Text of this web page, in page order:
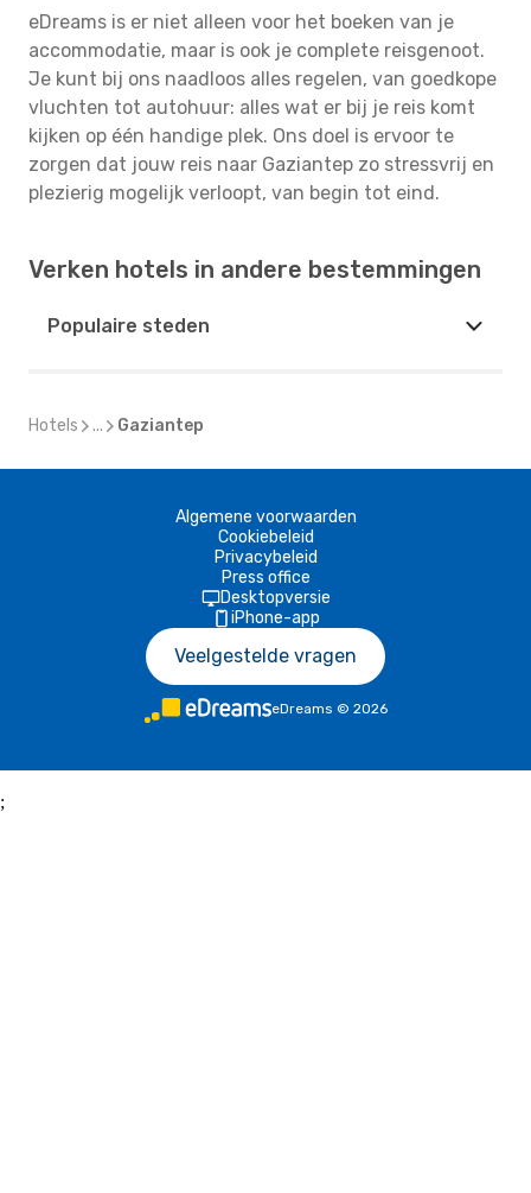
eDreams is er niet alleen voor het boeken van je
accommodatie, maar is ook je complete reisgenoot.
Je kunt bij ons naadloos alles regelen, van goedkope
vluchten tot autohuur: alles wat er bij je reis komt
kijken op één handige plek. Ons doel is ervoor te
zorgen dat jouw reis naar Gaziantep zo stressvrij en
plezierig mogelijk verloopt, van begin tot eind.
Verken hotels in andere bestemmingen
Populaire steden
Hotels ... Gaziantep
Algemene voorwaarden
Cookiebeleid
Privacybeleid
Press office
Desktopversie
iPhone-app
Veelgestelde vragen
eDreams © 2026
;